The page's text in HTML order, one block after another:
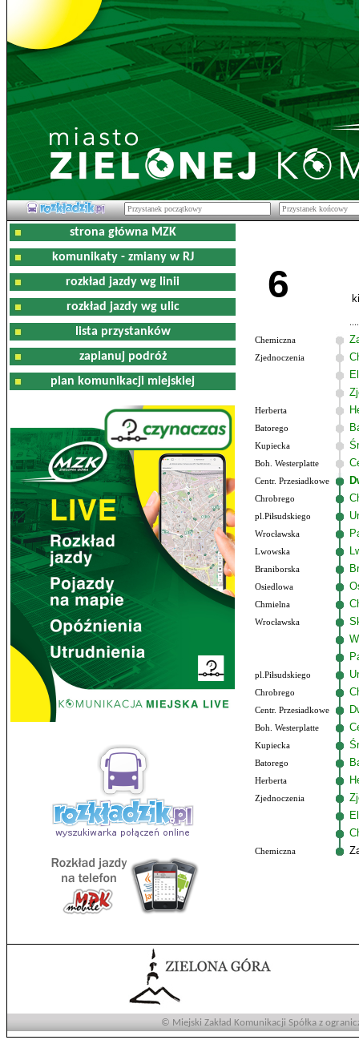
strona główna MZK
komunikaty - zmiany w RJ
rozkład jazdy wg linii
rozkład jazdy wg ulic
lista przystanków
zaplanuj podróż
plan komunikacji miejskiej
6
Chemiczna
Zjednoczenia
Herberta
Batorego
Kupiecka
Boh. Westerplatte
Centr. Przesiadkowe
Chrobrego
pl.Piłsudskiego
Wrocławska
Lwowska
Braniborska
Osiedlowa
Chmielna
Wrocławska
pl.Piłsudskiego
Chrobrego
Centr. Przesiadkowe
Boh. Westerplatte
Kupiecka
Batorego
Herberta
Zjednoczenia
Chemiczna
© Miejski Zakład Komunikacji Spółka z